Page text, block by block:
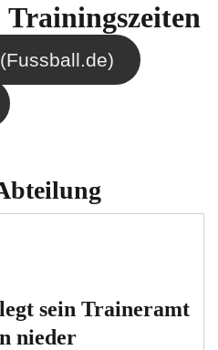
sein Traineramt
nieder